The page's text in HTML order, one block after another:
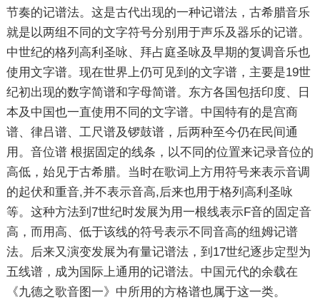
节奏的记谱法。这是古代出现的一种记谱法，古希腊音乐
就是以两组不同的文字符号分别用于声乐及器乐的记谱。
中世纪的格列高利圣咏、拜占庭圣咏及早期的复调音乐也
使用文字谱。现在世界上仍可见到的文字谱，主要是19世
纪初出现的数字简谱和字母简谱。东方各国包括印度、日
本及中国也一直使用不同的文字谱。中国特有的是宫商
谱、律吕谱、工尺谱及锣鼓谱，后两种至今仍在民间通
用。音位谱 根据固定的线条，以不同的位置来记录音位的
高低，始见于古希腊。当时在歌词上方用符号来表示音调
的起伏和重音,并不表示音高,后来也用于格列高利圣咏
等。这种方法到7世纪时发展为用一根线表示F音的固定音
高，而用高、低于该线的符号表示不同音高的纽姆记谱
法。后来又演变发展为有量记谱法，到17世纪逐步定型为
五线谱，成为国际上通用的记谱法。中国元代的余载在
《九德之歌音图一》中所用的方格谱也属于这一类。